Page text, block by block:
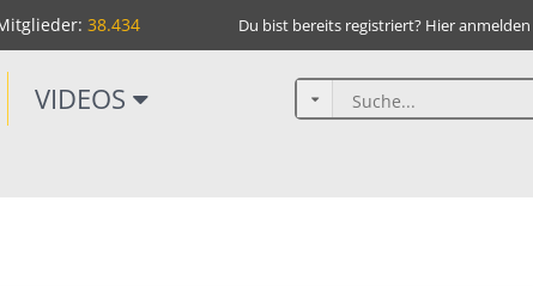
38.434 Du bist bereits registriert? Hier anmelden
VIDEOS